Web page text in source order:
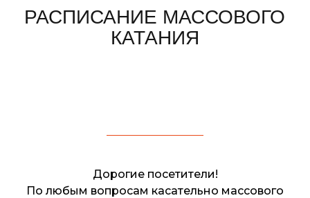
Дорогие посетители!
По любым вопросам касательно массового